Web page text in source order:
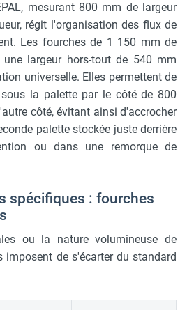
mesurant 800 mm de largeur
régit l'organisation des flux de
Les fourches de 1 150 mm de
largeur hors-tout de 540 mm
universelle. Elles permettent de
sous la palette par le côté de 800
côté, évitant ainsi d'accrocher
palette stockée juste derrière
ou dans une remorque de
spécifiques : fourches
ou la nature volumineuse de
imposent de s'écarter du standard